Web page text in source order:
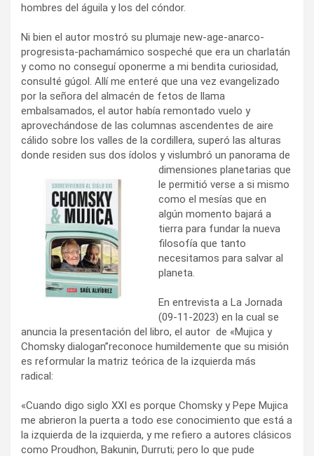
hombres del águila y los del cóndor.
Ni bien el autor mostró su plumaje new-age-anarco-
progresista-pachamámico sospeché que era un charlatán
y como no conseguí oponerme a mi bendita curiosidad,
consulté gúgol. Allí me enteré que una vez evangelizado
por la señora del almacén de fetos de llama
embalsamados, el autor había remontado vuelo y
aprovechándose de las columnas ascendentes de aire
cálido sobre los valles de la cordillera, superó las alturas
donde residen sus dos ídolos y vislumbró un panorama de
dimensiones planetarias que
le permitió verse a si mismo
como el mesías que en
algún momento bajará a
tierra para fundar la nueva
filosofía que tanto
necesitamos para salvar al
planeta.
En entrevista a La Jornada
(09-11-2023) en la cual se
anuncia la presentación del libro, el autor de «Mujica y
Chomsky dialogan”reconoce humildemente que su misión
es reformular la matriz teórica de la izquierda más
radical:
«Cuando digo siglo XXI es porque Chomsky y Pepe Mujica
me abrieron la puerta a todo ese conocimiento que está a
la izquierda de la izquierda, y me refiero a autores clásicos
como Proudhon, Bakunin, Durruti; pero lo que pude